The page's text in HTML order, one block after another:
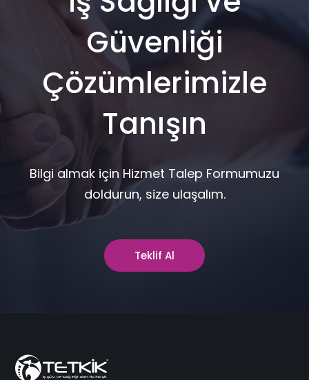
Güvenliği
Çözümlerimizle
Tanışın
Bilgi almak için Hizmet Talep Formumuzu
doldurun, size ulaşalım.
Teklif Al